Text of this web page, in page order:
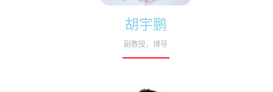
胡宇鹏
副教授，博导